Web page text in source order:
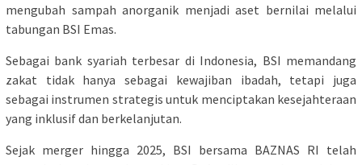
mengubah sampah anorganik menjadi aset bernilai melalui
tabungan BSI Emas.
Sebagai bank syariah terbesar di Indonesia, BSI memandang
zakat tidak hanya sebagai kewajiban ibadah, tetapi juga
sebagai instrumen strategis untuk menciptakan kesejahteraan
yang inklusif dan berkelanjutan.
Sejak merger hingga 2025, BSI bersama BAZNAS RI telah